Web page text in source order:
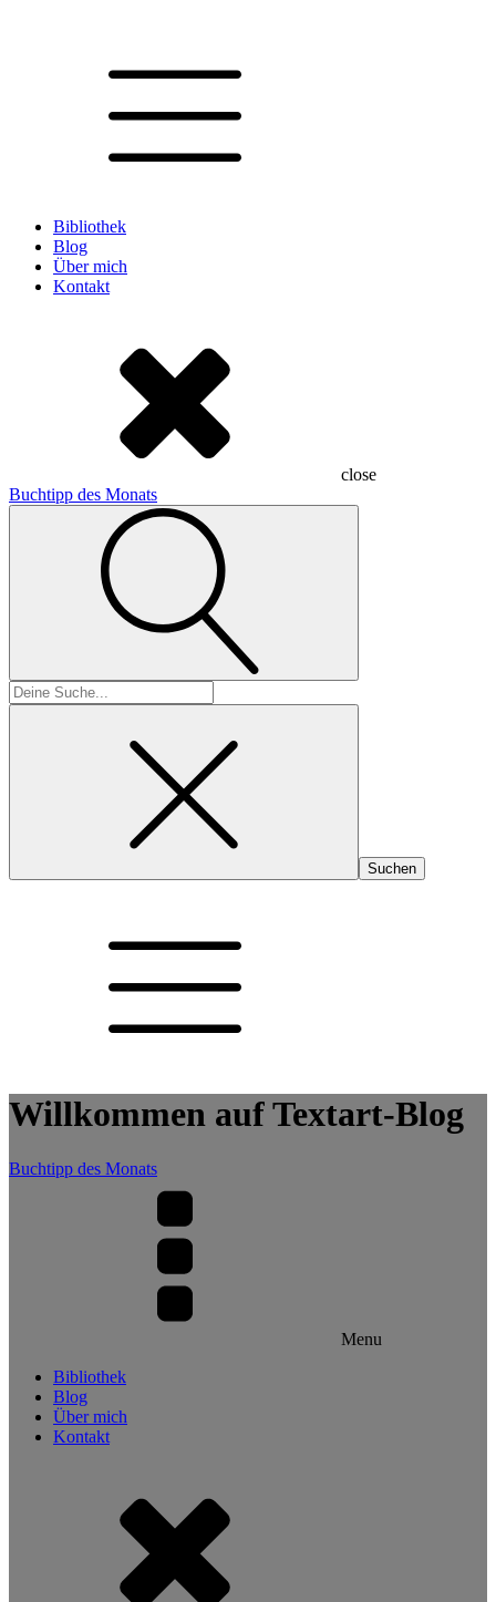
Bibliothek
Blog
Über mich
Kontakt
close
Buchtipp des Monats
Suchen
nach:
Willkommen auf Textart-Blog
Buchtipp des Monats
Menu
Bibliothek
Blog
Über mich
Kontakt